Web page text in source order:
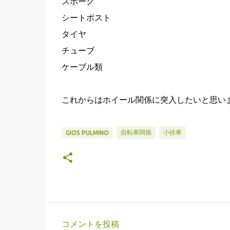
シートポスト
タイヤ
チューブ
ケーブル類
これからはホイール関係に突入したいと思い
GIOS PULMINO 自転車関係 小径車
コメントを投稿